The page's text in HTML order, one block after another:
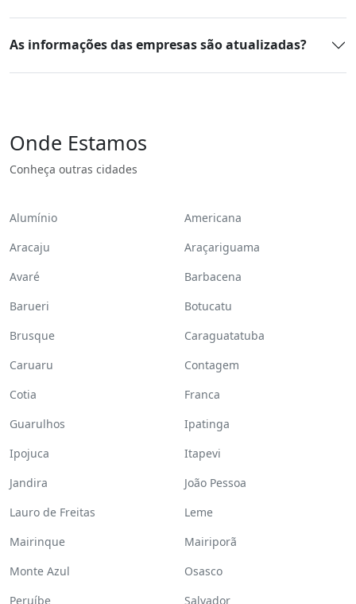
As informações das empresas são atualizadas?
Onde Estamos
Conheça outras cidades
Alumínio
Americana
Aracaju
Araçariguama
Avaré
Barbacena
Barueri
Botucatu
Brusque
Caraguatatuba
Caruaru
Contagem
Cotia
Franca
Guarulhos
Ipatinga
Ipojuca
Itapevi
Jandira
João Pessoa
Lauro de Freitas
Leme
Mairinque
Mairiporã
Monte Azul
Osasco
Peruíbe
Salvador